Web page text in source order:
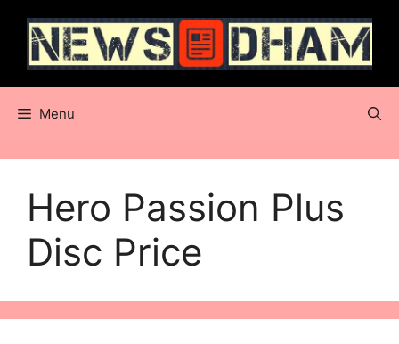
content
Menu
Hero Passion Plus
Disc Price